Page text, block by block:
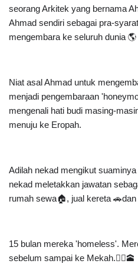
seorang Arkitek yang bernama
Ahmad sendiri sebagai pra-
mengembara ke seluruh dunia
Niat asal Ahmad untuk
menjadi pengembaraan
mengenali hati budi masing-
menuju ke Eropah.
Adilah nekad mengikut
nekad meletakkan jawatan
rumah sewa🏠, jual kereta 🚗dan
15 bulan mereka 'homeless'.
sebelum sampai ke Mekah.🚴‍♀️🕋